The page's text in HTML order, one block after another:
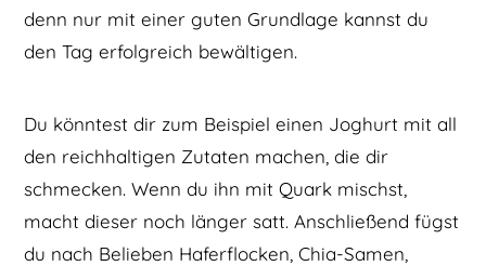
denn nur mit einer guten Grundlage kannst du
den Tag erfolgreich bewältigen.
Du könntest dir zum Beispiel einen Joghurt mit all
den reichhaltigen Zutaten machen, die dir
schmecken. Wenn du ihn mit Quark mischst,
macht dieser noch länger satt. Anschließend fügst
du nach Belieben Haferflocken, Chia-Samen,